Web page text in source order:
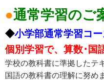
●通常学習のご
◆小学部通常学習コ
個別学習で、算数･国
学校の教科書に準拠したテ
国語の教科書の理解に努め